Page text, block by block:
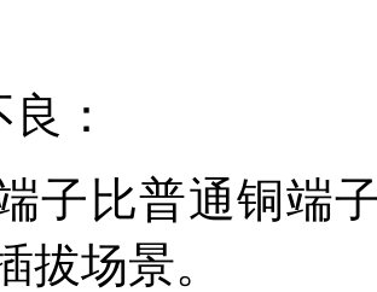
：
子比普通铜端
拔场景。